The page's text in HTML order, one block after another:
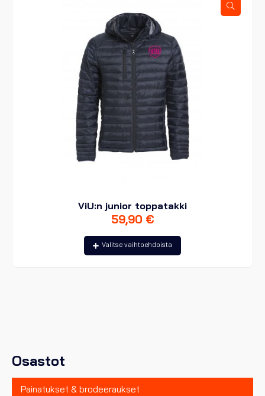
Osastot
Painatukset & brodeeraukset
ViU:n junior toppatakki
59,90 €
Valitse vaihtoehdoista
Tällä
tuotteella